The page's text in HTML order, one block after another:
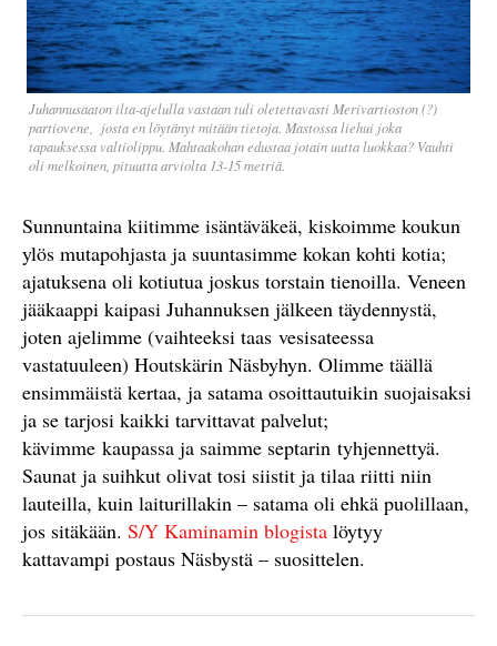
Juhannusaaton ilta-ajelulla vastaan tuli oletettavasti Merivartioston (?)
partiovene, josta en löytänyt mitään tietoja. Mastossa liehui joka
tapauksessa valtiolippu. Mahtaakohan edustaa jotain uutta luokkaa? Vauhti
oli melkoinen, pituutta arviolta 13-15 metriä.
Sunnuntaina kiitimme isäntäväkeä, kiskoimme koukun
ylös mutapohjasta ja suuntasimme kokan kohti kotia;
ajatuksena oli kotiutua joskus torstain tienoilla. Veneen
jääkaappi kaipasi Juhannuksen jälkeen täydennystä,
joten ajelimme (vaihteeksi taas vesisateessa
vastatuuleen) Houtskärin Näsbyhyn. Olimme täällä
ensimmäistä kertaa, ja satama osoittautuikin suojaisaksi
ja se tarjosi kaikki tarvittavat palvelut;
kävimme kaupassa ja saimme septarin tyhjennettyä.
Saunat ja suihkut olivat tosi siistit ja tilaa riitti niin
lauteilla, kuin laiturillakin – satama oli ehkä puolillaan,
jos sitäkään. S/Y Kaminamin blogista löytyy
kattavampi postaus Näsbystä – suosittelen.